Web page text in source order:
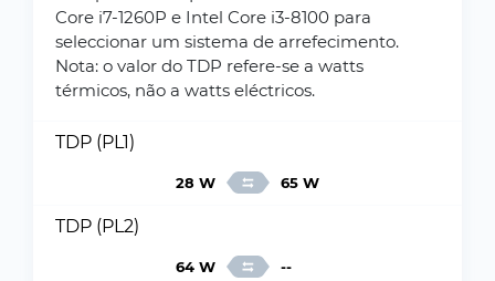
Core i7-1260P e Intel Core i3-8100 para
seleccionar um sistema de arrefecimento.
Nota: o valor do TDP refere-se a watts
térmicos, não a watts eléctricos.
TDP (PL1)
28 W 65 W
TDP (PL2)
64 W --